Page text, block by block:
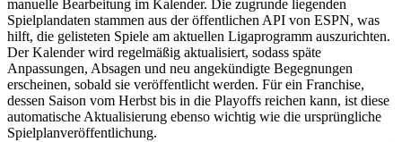
manuelle Bearbeitung im Kalender. Die zugrunde liegenden
Spielplandaten stammen aus der öffentlichen API von ESPN, was
hilft, die gelisteten Spiele am aktuellen Ligaprogramm auszurichten.
Der Kalender wird regelmäßig aktualisiert, sodass späte
Anpassungen, Absagen und neu angekündigte Begegnungen
erscheinen, sobald sie veröffentlicht werden. Für ein Franchise,
dessen Saison vom Herbst bis in die Playoffs reichen kann, ist diese
automatische Aktualisierung ebenso wichtig wie die ursprüngliche
Spielplanveröffentlichung.